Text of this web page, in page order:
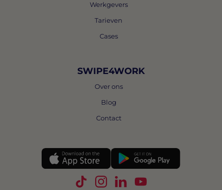
Werkgevers
Tarieven
Cases
SWIPE4WORK
Over ons
Blog
Contact
Volg Swipe4Work op TikTok
Volg Swipe4Work op
Volg Swipe4Work op
Volg Swipe4Work